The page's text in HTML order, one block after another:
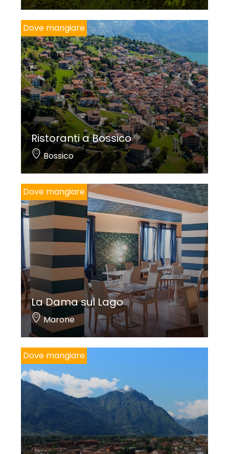
Dove mangiare
Ristoranti a Bossico
Bossico
Dove mangiare
La Dama sul Lago
Marone
Dove mangiare